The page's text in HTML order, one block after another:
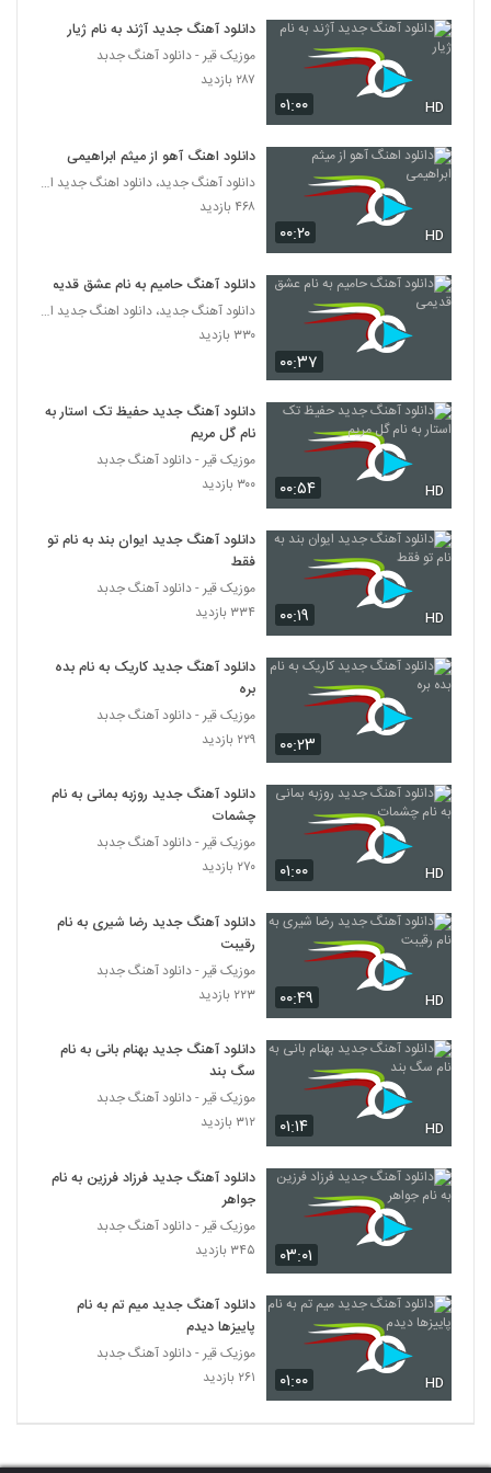
دانلود آهنگ محمد ابرونتن بنال ای دل
(Mohammad Abroontan Benal Ey
32
دانلود آهنگ رویشت از عطا رادفر
۲۱۶ بازدید
دانلود آهنگ علی دقان دل دل
۲۴۰ بازدید
حمید سیلانی آهنگ فاصله
35
۲۳۹ بازدید
دانلود آهنگ عشق یعنی از هادی راگا
۲۳۴ بازدید
دانلود آهنگ دختر تخس از مستر اچ
38
۱۹۷ بازدید
39
دانلود آهنگ بام نبود کسی از علیرضا طلیسچی
۲۲۳ بازدید
مهدی تاجیک آهنگ سرگردان 2
41
دانلود آهنگ امید مهدوی عاشقم با تو
۲۲۸ بازدید
موزیک زیبای موهایت را کوتاه کن (به همراه
وحید اختری) از پویا جمشیدی
دانلود آهنگ جدید و زیبای متین معزپور با نام
۲۰۰ بازدید
44
مهدی منوچهری آهنگ الان حالیت نیست
رضا رضانژاد آهنگ تشویش
۲۰۸ بازدید
Pouriya Salehi Barat Moteasefam
۲۴۰ بازدید
دانلود آهنگ حسین ام سی تی پیش تو
۰۱:۰۰ HD
دانلود آهنگ جدید آژند به نام ژیار
موزیک قیر - دانلود آهنگ جدبد
۲۸۷ بازدید
۰۰:۲۰ HD
دانلود اهنگ آهو از میثم ابراهیمی
دانلود آهنگ جدید، دانلود اهنگ جدید ایرانی
۴۶۸ بازدید
۰۰:۳۷
دانلود آهنگ حامیم به نام عشق قدیمی
دانلود آهنگ جدید، دانلود اهنگ جدید ایرانی
۳۳۰ بازدید
۰۰:۵۴ HD
دانلود آهنگ جدید حفیظ تک استار به
نام گل مریم
موزیک قیر - دانلود آهنگ جدبد
۳۰۰ بازدید
۰۰:۱۹ HD
دانلود آهنگ جدید ایوان بند به نام تو
فقط
موزیک قیر - دانلود آهنگ جدبد
۳۳۴ بازدید
۰۰:۲۳
دانلود آهنگ جدید کاریک به نام بده
بره
موزیک قیر - دانلود آهنگ جدبد
۲۲۹ بازدید
۰۱:۰۰ HD
دانلود آهنگ جدید روزبه بمانی به نام
چشمات
موزیک قیر - دانلود آهنگ جدبد
۲۷۰ بازدید
۰۰:۴۹ HD
دانلود آهنگ جدید رضا شیری به نام
رقیبت
موزیک قیر - دانلود آهنگ جدبد
۲۲۳ بازدید
۰۱:۱۴ HD
دانلود آهنگ جدید بهنام بانی به نام
سگ بند
موزیک قیر - دانلود آهنگ جدبد
۳۱۲ بازدید
۰۳:۰۱
دانلود آهنگ جدید فرزاد فرزین به نام
جواهر
موزیک قیر - دانلود آهنگ جدبد
۳۴۵ بازدید
۰۱:۰۰ HD
دانلود آهنگ جدید میم تم به نام
پاییزها دیدم
موزیک قیر - دانلود آهنگ جدبد
۲۶۱ بازدید